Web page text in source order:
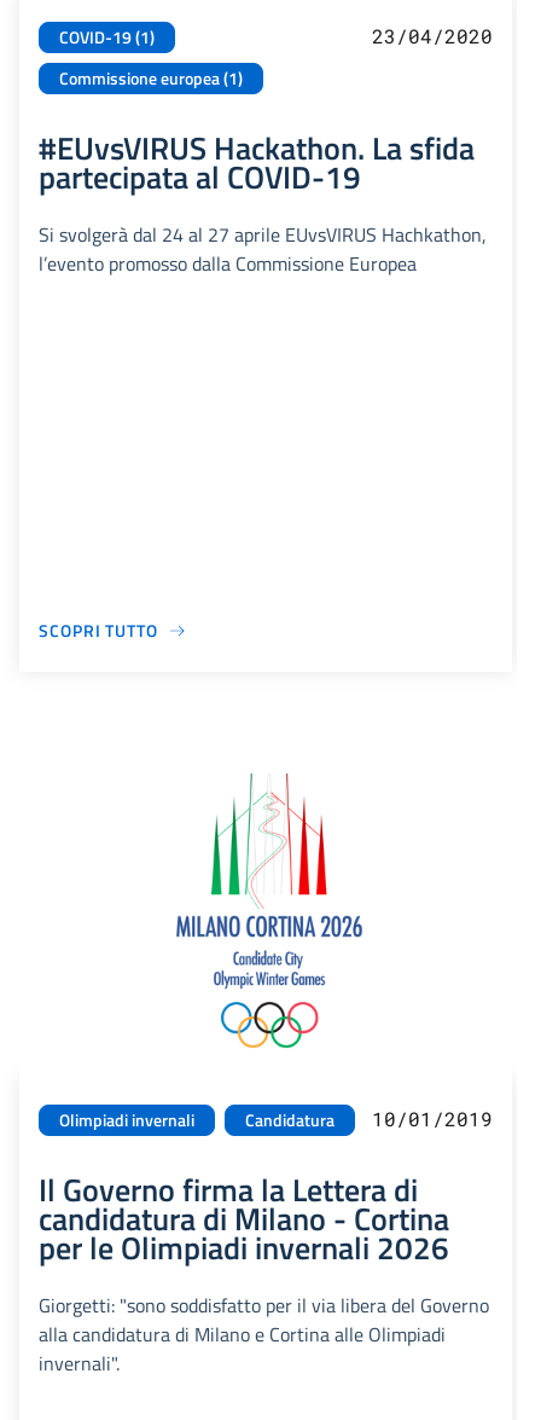
COVID-19 (1)
Commissione europea (1)
23/04/2020
#EUvsVIRUS Hackathon. La sfida
partecipata al COVID-19
Si svolgerà dal 24 al 27 aprile EUvsVIRUS Hachkathon,
l’evento promosso dalla Commissione Europea
SCOPRI TUTTO
Olimpiadi invernali Candidatura 10/01/2019
Il Governo firma la Lettera di
candidatura di Milano - Cortina
per le Olimpiadi invernali 2026
Giorgetti: "sono soddisfatto per il via libera del Governo
alla candidatura di Milano e Cortina alle Olimpiadi
invernali".